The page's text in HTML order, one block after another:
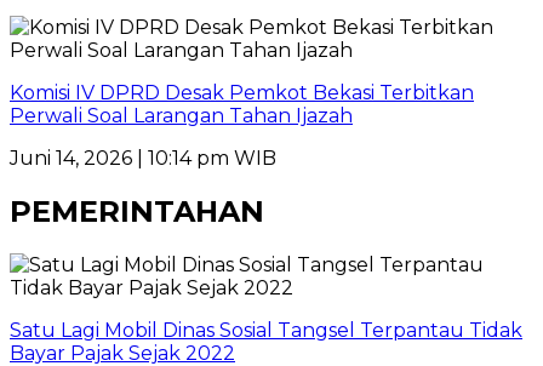
Komisi IV DPRD Desak Pemkot Bekasi Terbitkan
Perwali Soal Larangan Tahan Ijazah
Juni 14, 2026 | 10:14 pm WIB
PEMERINTAHAN
Satu Lagi Mobil Dinas Sosial Tangsel Terpantau Tidak
Bayar Pajak Sejak 2022